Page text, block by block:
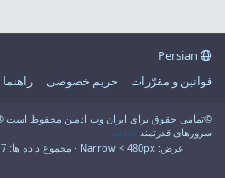
قوانین و مقرّرات
حریم خصوصی راهنما
سرورهای قدرتمند فراسو
عرض
مجموع داده ها 7